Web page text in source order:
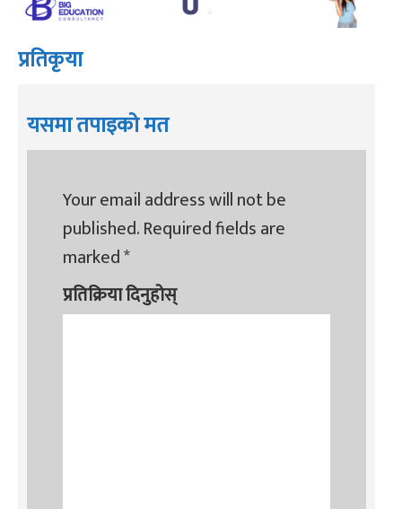
प्रतिकृया
यसमा तपाइको मत
Your email address will not be
published.Required fields are
marked*
प्रतिक्रिया दिनुहोस्